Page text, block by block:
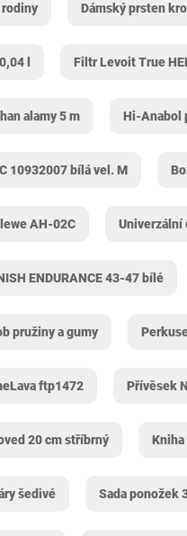
rodiny Dámský prsten
l Filtr Levoit True
alamy 5 m Hi-Anabol
10932007 bílá vel. M
AH-02C Univerzální
ENDURANCE 43-47 bílé
pružiny a gumy
‎ftp1472 Přívěsek
20 cm stříbrný Kniha
šedivé Sada ponožek